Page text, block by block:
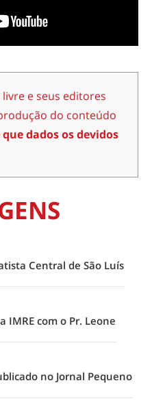
e seus editores
do conteúdo
que dados os devidos
Central de São Luís
IMRE com o Pr. Leone
no Jornal Pequeno